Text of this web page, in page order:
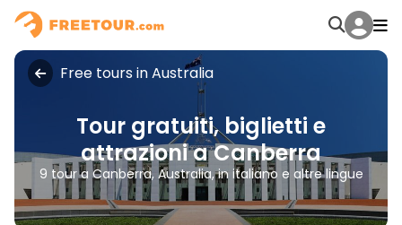
Free tours in Australia
Tour gratuiti, biglietti e
attrazioni a Canberra
9 tour a Canberra, Australia, in italiano e altre lingue